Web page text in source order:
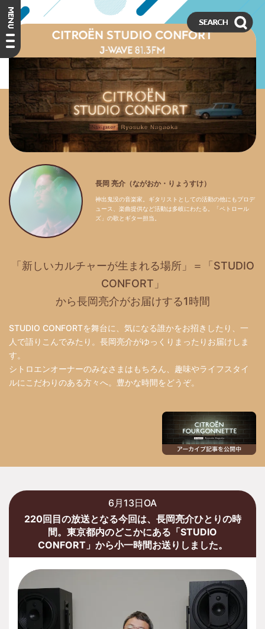
長岡 亮介（ながおか・りょうすけ）
神出鬼没の音楽家。ギタリストとしての活動の他にもプロデ
ュース、楽曲提供など活動は多岐にわたる。「ペトロール
ズ」の歌とギター担当。
「新しいカルチャーが生まれる場所」＝「STUDIO
CONFORT」
から長岡亮介がお届けする1時間
STUDIO CONFORTを舞台に、気になる誰かをお招きしたり、一
人で語りこんでみたり。長岡亮介がゆっくりまったりお届けしま
す。
シトロエンオーナーのみなさまはもちろん、趣味やライフスタイ
ルにこだわりのある方々へ。豊かな時間をどうぞ。
6月13日OA
220回目の放送となる今回は、長岡亮介ひとりの時
間。東京都内のどこかにある「STUDIO
CONFORT」から小一時間お送りしました。